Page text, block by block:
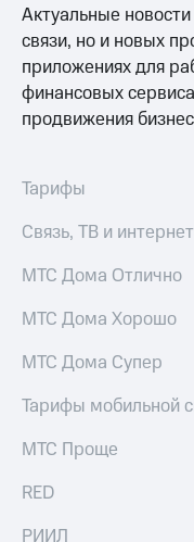
Актуальные
связи, но и новых
приложениях для
финансовых
продвижения
Тарифы
Связь, ТВ и интернет
МТС Дома Отлично
МТС Дома Хорошо
МТС Дома Супер
Тарифы мобильной
МТС Проще
RED
РИИЛ